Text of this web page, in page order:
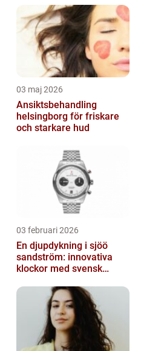
03 maj 2026
Ansiktsbehandling
helsingborg för friskare
och starkare hud
03 februari 2026
En djupdykning i sjöö
sandström: innovativa
klockor med svensk